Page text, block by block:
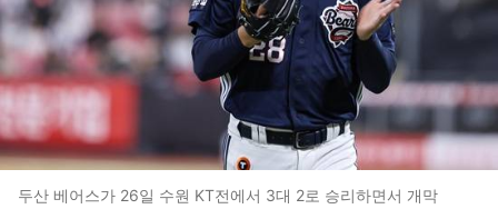
두산 베어스가 26일 수원 KT전에서 3대 2로 승리하면서 개막